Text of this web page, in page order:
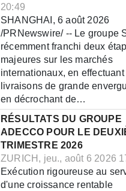
20:49
SHANGHAI, 6 août 2026
/PRNewswire/ -- Le groupe
récemment franchi deux
majeures sur les marchés
internationaux, en effectuant
livraisons de grande
en décrochant de…
RÉSULTATS DU GROUPE
ADECCO POUR LE
TRIMESTRE 2026
ZURICH, jeu., août 6 2026
Exécution rigoureuse au
d'une croissance rentable